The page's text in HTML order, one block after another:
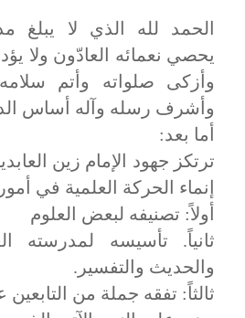
الحمد لله الذي لا يبلغ
يحصي نعمائه العادّون ولا
وأزكى صلواته وأتم
وأشرف رسله وآله أساس
أما بعد:
ترتكز جهود الإمام زين
إنماء الحركة العلمية في
أولاً: تصنيفه لبعض العلوم
ثانياً. تأسيسه لمدرسته
والحديث والتفسير.
ثالثاً: تفقه جملة من